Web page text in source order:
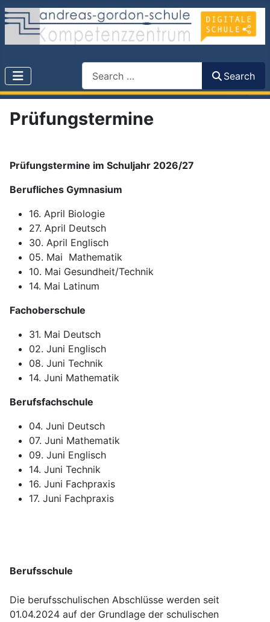
Search
Prüfungstermine
Prüfungstermine im Schuljahr 2026/27
Berufliches Gymnasium
16. April Biologie
27. April Deutsch
30. April Englisch
05. Mai Mathematik
10. Mai Gesundheit/Technik
14. Mai Latinum
Fachoberschule
31. Mai Deutsch
02. Juni Englisch
08. Juni Technik
14. Juni Mathematik
Berufsfachschule
04. Juni Deutsch
07. Juni Mathematik
09. Juni Englisch
14. Juni Technik
16. Juni Fachpraxis
17. Juni Fachpraxis
Berufsschule
Die berufsschulischen Abschlüsse werden seit
01.04.2024 auf der Grundlage der schulischen